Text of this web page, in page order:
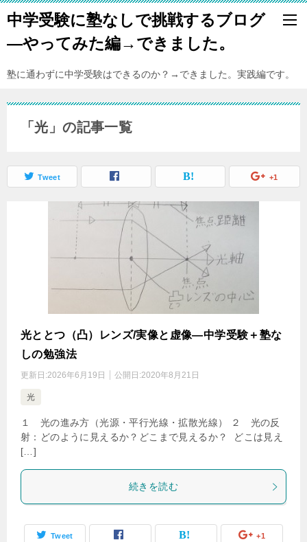
中学受験に塾なしで挑戦するブログ
―やってみた編→できました。
塾に通わずに中学受験はできるのか？→できました。実践編です。
「光」の記事一覧
Tweet +1
光ととつ（凸）レンズ/実像と虚像―中学受験＋塾な
しの勉強法
更新日:2026年6月19日 公開日:2020年8月21日
光
１ 光の進み方（光源・平行光線・拡散光線） ２ 光の反
射：どのように見えるか？どこまで見えるか？ どこは見え
[…]
続きを読む
Tweet +1